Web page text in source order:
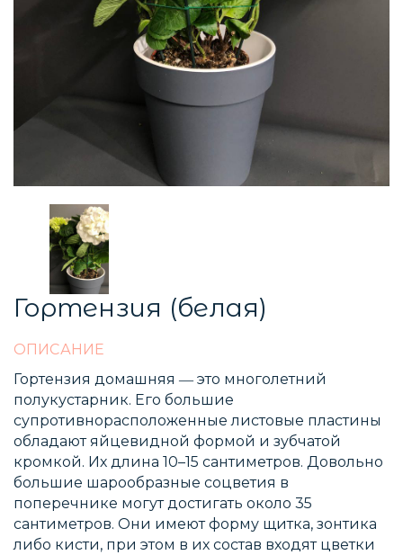
Гортензия (белая)
ОПИСАНИЕ
Гортензия домашняя ― это многолетний
полукустарник. Его большие
супротивнорасположенные листовые пластины
обладают яйцевидной формой и зубчатой
кромкой. Их длина 10–15 сантиметров. Довольно
большие шарообразные соцветия в
поперечнике могут достигать около 35
сантиметров. Они имеют форму щитка, зонтика
либо кисти, при этом в их состав входят цветки